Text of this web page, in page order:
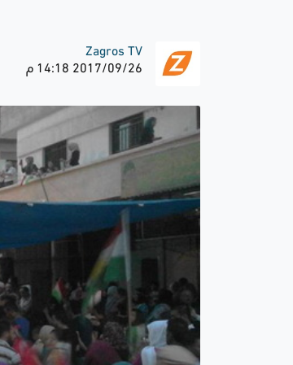
Zagros TV
2017/09/26 14:18 م